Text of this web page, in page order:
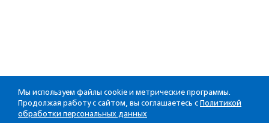
Мы используем файлы cookie и метрические программы.
Продолжая работу с сайтом, вы соглашаетесь с Политикой
обработки персональных данных